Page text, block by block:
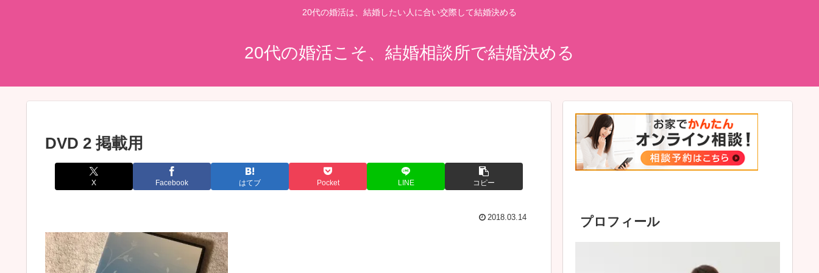
20代の婚活は、結婚したい人に合い交際して結婚決める
20代の婚活こそ、結婚相談所で結婚決める
DVD 2 掲載用
X Facebook はてブ Pocket LINE コピー
2018.03.14 プロフィール